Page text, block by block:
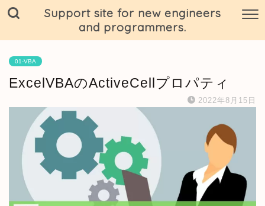
Support site for new engineers
and programmers.
01-VBA
ExcelVBAのActiveCellプロパティ
2022年8月15日